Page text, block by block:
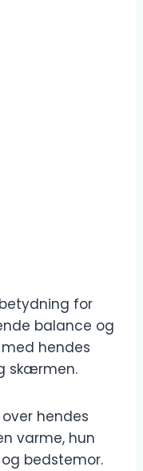
for
balance og
hendes
skærmen.
hendes
varme, hun
bedstemor.